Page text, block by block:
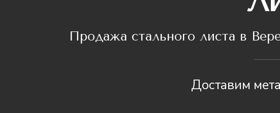
Продажа стального листа в
Доставим